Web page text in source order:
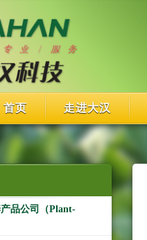
首页 走进大汉
品公司（Plant-